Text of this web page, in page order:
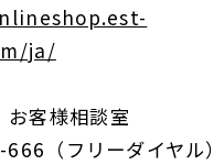
ja/
客様相談室
（フリーダイヤル）